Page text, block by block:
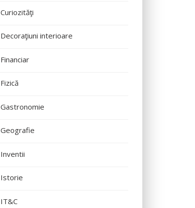
Curiozităţi
Decoraţiuni interioare
Financiar
Fizică
Gastronomie
Geografie
Inventii
Istorie
IT&C